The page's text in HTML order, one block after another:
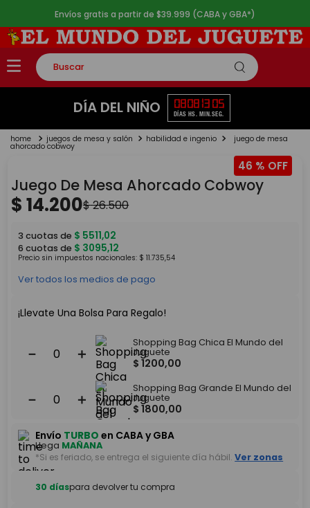
Envíos gratis a partir de $39.999 (CABA y GBA*)
Buscar
TÉRMINOS MÁS BUSCADOS
2.
lego
4.
monopatin
5. toy story
DÍA DEL NIÑO 08
DÍAS
08
HS.
13
MIN.
05
SEG.
juegos de mesa y salón habilidad e ingenio juego de mesa
ahorcado cobwoy
46 %
Juego De Mesa Ahorcado Cobwoy
$14.200$26.500
3 cuotas de $ 5511,02
6 cuotas de $ 3095,12
Precio sin impuestos nacionales: $ 11.735,54
Ver todos los medios de pago
¡Llevate Una Bolsa Para Regalo!
＋
－
Shopping Bag Chica El Mundo del
Juguete
$ 1200,00
＋
－
Shopping Bag Grande El Mundo del
Juguete
$ 1800,00
Envío TURBO en CABA y GBA
Llega MAÑANA
*Si es feriado, se entrega el siguiente día hábil. Ver zonas
30 díaspara devolver tu compra